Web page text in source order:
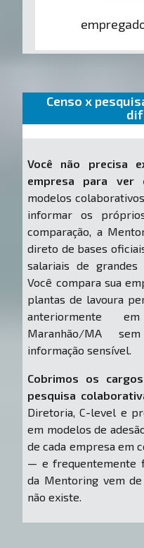
Censo x
Você não precisa
empresa para ver
modelos
informar os
comparação, a
direto de bases
salariais de grandes
Você compara sua
plantas de lavoura
anteriormente
Maranhão/MA
informação sensível.
Cobrimos os
pesquisa
Diretoria, C-level e
em modelos de
de cada empresa em
— e frequentemente
da Mentoring vem
não existe.